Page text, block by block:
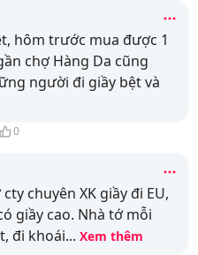
hôm trước mua được 1
chợ Hàng Da cũng
người đi giầy bệt và
0
chuyên XK giầy đi EU,
giầy cao. Nhà tớ mỗi
đi khoái... Xem thêm